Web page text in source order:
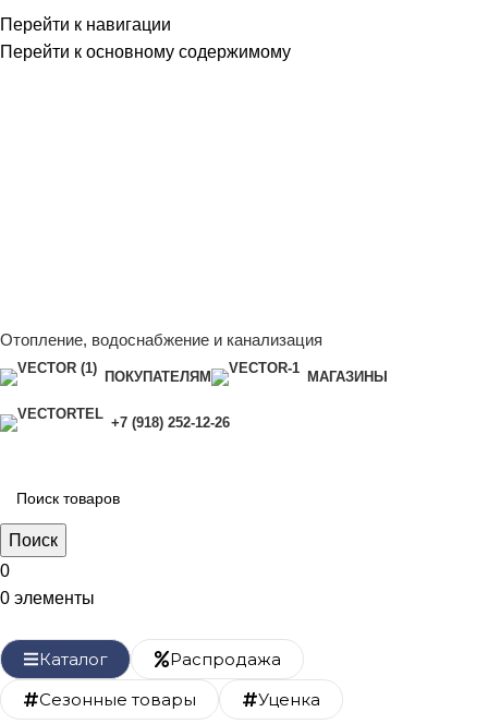
Перейти к навигации
Перейти к основному содержимому
Отопление, водоснабжение и канализация
ПОКУПАТЕЛЯМ МАГАЗИНЫ
+7 (918) 252-12-26
Поиск
0
0 элементы
Каталог
Распродажа
Сезонные товары
Уценка